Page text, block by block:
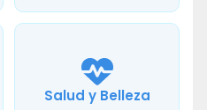
Salud y Belleza